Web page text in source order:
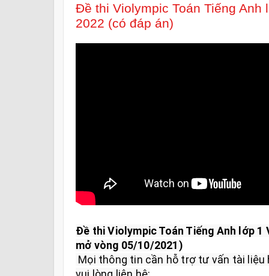
Đề thi Violympic Toán Tiếng Anh
2022 (có đáp án)
Đề thi Violympic Toán Tiếng Anh lớp 1
mở vòng 05/10/2021)